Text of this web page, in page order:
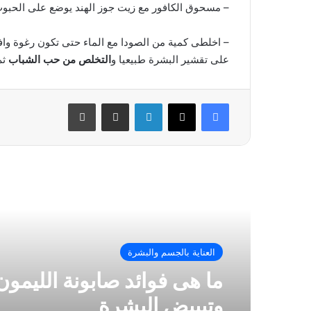
– مسحوق الكافور مع زيت جوز الهند يوضع على
– اخلطى كمية من الصودا مع الماء حتى تكون رغوة
على تقشير البشرة طبيعيا والتخلص من حب الشباب
فيسبوك لينكدإن
العناية بالجسم والبشرة
ما هى فوائد صابونة
وتبييض البشرة